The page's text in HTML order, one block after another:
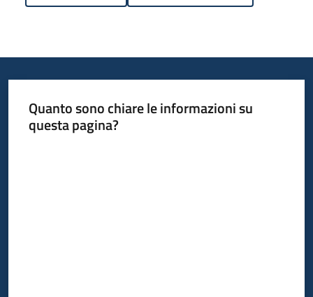
Quanto sono chiare le informazioni su
questa pagina?